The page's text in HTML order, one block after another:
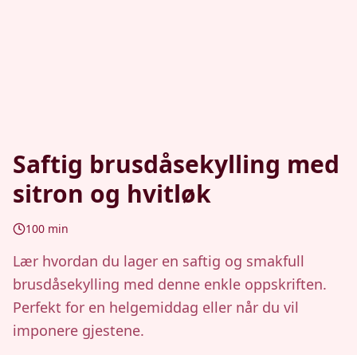
Saftig brusdåsekylling med
sitron og hvitløk
100 min
Lær hvordan du lager en saftig og smakfull
brusdåsekylling med denne enkle oppskriften.
Perfekt for en helgemiddag eller når du vil
imponere gjestene.